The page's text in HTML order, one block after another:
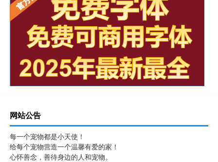
网站公告
每一个宠物都是小天使！
给每个宠物营造一个温馨有爱的家！
心怀善念，善待身边的人和宠物。